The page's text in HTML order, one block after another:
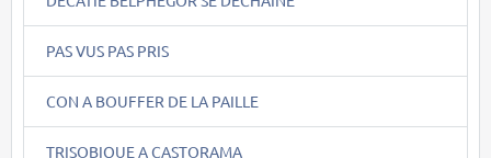
PAS VUS PAS PRIS
CON A BOUFFER DE LA PAILLE
TRISOBIQUE A CASTORAMA